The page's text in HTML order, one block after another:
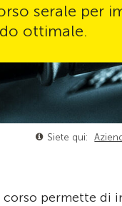
serale per
ottimale.
Siete qui:
permette di